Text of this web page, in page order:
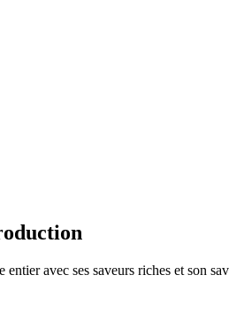
avec ses saveurs riches et son